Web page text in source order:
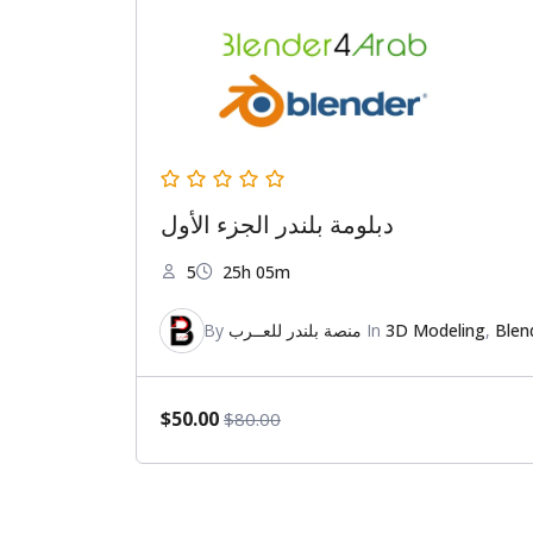
دبلومة بلندر الجزء الأول
5 25h 05m
By منصة بلندر للعــرب In 3D Modeling,
$50.00 $80.00